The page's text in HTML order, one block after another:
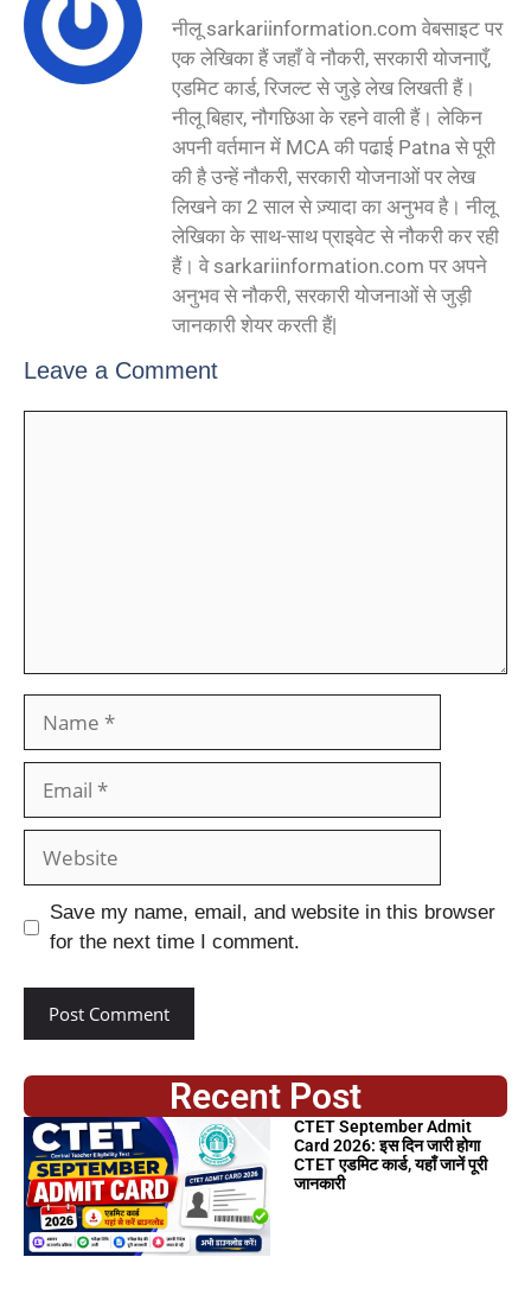
नीलू sarkariinformation.com वेबसाइट पर
एक लेखिका हैं जहाँ वे नौकरी, सरकारी योजनाएँ,
एडमिट कार्ड, रिजल्ट से जुड़े लेख लिखती हैं।
नीलू बिहार, नौगछिआ के रहने वाली हैं। लेकिन
अपनी वर्तमान में MCA की पढाई Patna से पूरी
की है उन्हें नौकरी, सरकारी योजनाओं पर लेख
लिखने का 2 साल से ज़्यादा का अनुभव है। नीलू
लेखिका के साथ-साथ प्राइवेट से नौकरी कर रही
हैं। वे sarkariinformation.com पर अपने
अनुभव से नौकरी, सरकारी योजनाओं से जुड़ी
जानकारी शेयर करती हैं|
Leave a Comment
Save my name, email, and website in this browser
for the next time I comment.
Recent Post
CTET September Admit
Card 2026: इस दिन जारी होगा
CTET एडमिट कार्ड, यहाँ जानें पूरी
जानकारी